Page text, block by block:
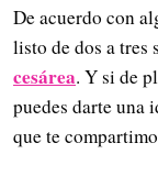
De acuerdo con
listo de dos a tres
cesárea. Y si de
puedes darte una
que te